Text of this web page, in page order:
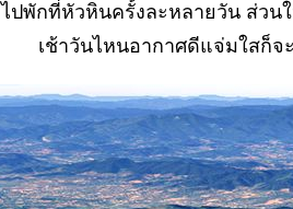
ไปพักที่หัวหินครั้งละหลายวัน ส่วน
เช้าวันไหนอากาศดีแจ่มใสก็